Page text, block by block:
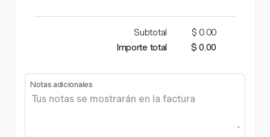
Subtotal
$ 0.00
Importe total
$ 0.00
Notas adicionales